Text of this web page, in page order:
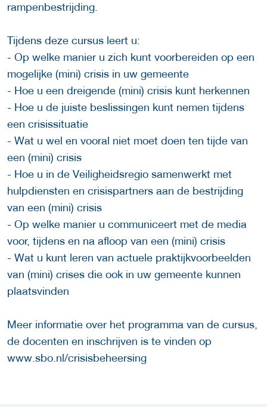
rampenbestrijding.
Tijdens deze cursus leert u:
- Op welke manier u zich kunt voorbereiden op een
mogelijke (mini) crisis in uw gemeente
- Hoe u een dreigende (mini) crisis kunt herkennen
- Hoe u de juiste beslissingen kunt nemen tijdens
een crisissituatie
- Wat u wel en vooral niet moet doen ten tijde van
een (mini) crisis
- Hoe u in de Veiligheidsregio samenwerkt met
hulpdiensten en crisispartners aan de bestrijding
van een (mini) crisis
- Op welke manier u communiceert met de media
voor, tijdens en na afloop van een (mini) crisis
- Wat u kunt leren van actuele praktijkvoorbeelden
van (mini) crises die ook in uw gemeente kunnen
plaatsvinden
Meer informatie over het programma van de cursus,
de docenten en inschrijven is te vinden op
www.sbo.nl/crisisbeheersing